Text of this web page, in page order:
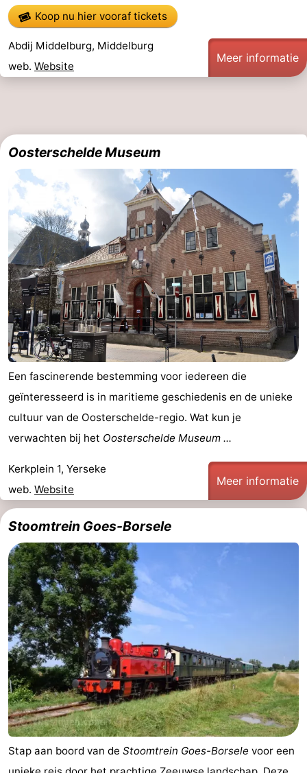
Koop nu hier vooraf tickets
Abdij Middelburg, Middelburg
web. Website
Meer informatie
Oosterschelde Museum
Een fascinerende bestemming voor iedereen die
geïnteresseerd is in maritieme geschiedenis en de unieke
cultuur van de Oosterschelde-regio. Wat kun je
verwachten bij het Oosterschelde Museum ...
Kerkplein 1, Yerseke
web. Website
Meer informatie
Stoomtrein Goes-Borsele
Stap aan boord van de Stoomtrein Goes-Borsele voor een